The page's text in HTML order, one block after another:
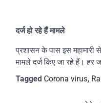
दर्ज हो रहे हैं मामले
प्रशासन के पास इस
मामले दर्ज किए जा रहे हैं। हर
Tagged Corona virus,